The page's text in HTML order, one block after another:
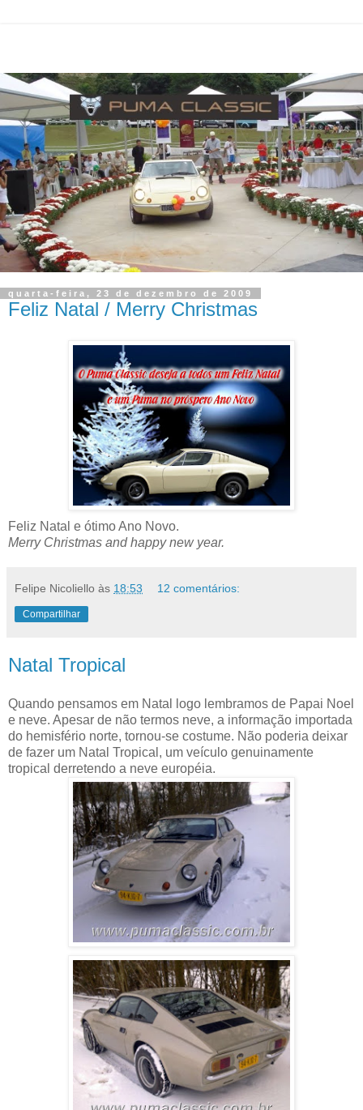
quarta-feira, 23 de dezembro de 2009
Feliz Natal / Merry Christmas
Feliz Natal e ótimo Ano Novo.
Merry Christmas and happy new year.
Felipe Nicoliello às 18:53 12 comentários:
Compartilhar
Natal Tropical
Quando pensamos em Natal logo lembramos de Papai Noel
e neve. Apesar de não termos neve, a informação importada
do hemisfério norte, tornou-se costume. Não poderia deixar
de fazer um Natal Tropical, um veículo genuinamente
tropical derretendo a neve européia.